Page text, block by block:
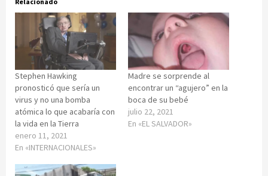
Stephen Hawking
pronosticó que sería un
virus y no una bomba
atómica lo que acabaría con
la vida en la Tierra
enero 11, 2021
En «INTERNACIONALES»
Madre se sorprende al
encontrar un “agujero” en la
boca de su bebé
julio 22, 2021
En «EL SALVADOR»